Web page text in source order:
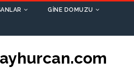
GINE DOMUZU